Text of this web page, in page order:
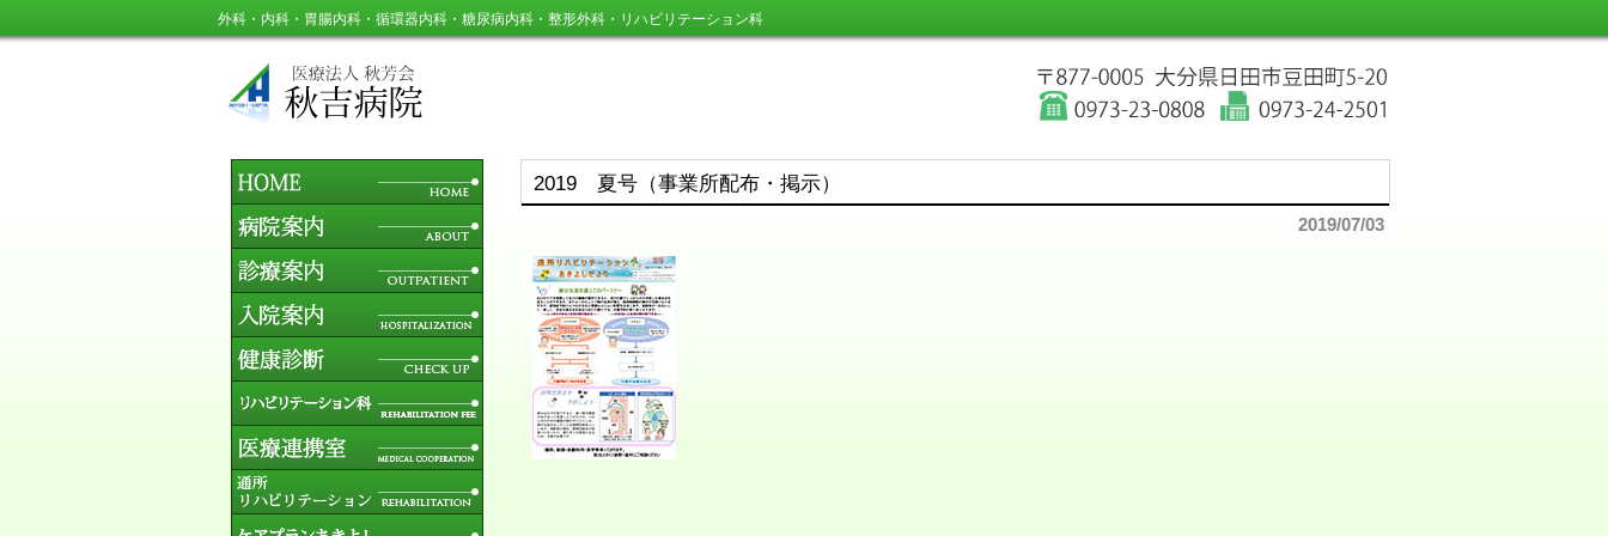
外科・内科・胃腸内科・循環器内科・糖尿病内科・整形外科・リハビリテーション科
2019 夏号（事業所配布・掲示）
2019/07/03